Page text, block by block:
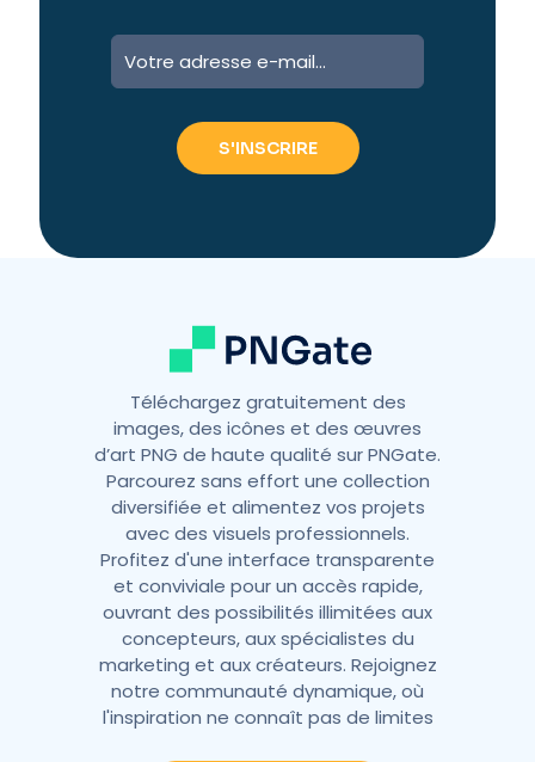
Téléchargez gratuitement des
images, des icônes et des œuvres
d’art PNG de haute qualité sur PNGate.
Parcourez sans effort une collection
diversifiée et alimentez vos projets
avec des visuels professionnels.
Profitez d'une interface transparente
et conviviale pour un accès rapide,
ouvrant des possibilités illimitées aux
concepteurs, aux spécialistes du
marketing et aux créateurs. Rejoignez
notre communauté dynamique, où
l'inspiration ne connaît pas de limites